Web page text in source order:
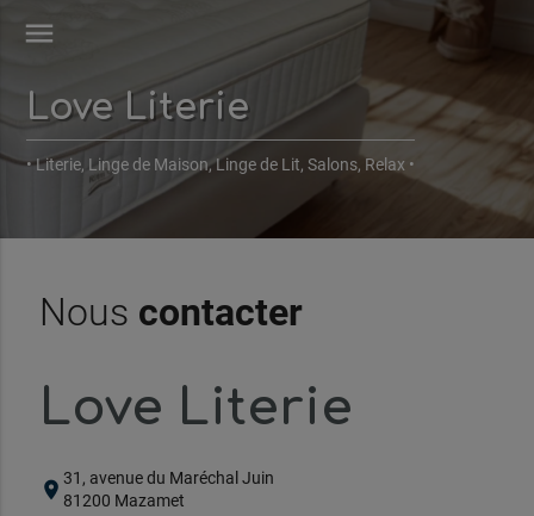
menu
Love Literie
• Literie, Linge de Maison, Linge de Lit, Salons, Relax •
Nous contacter
Love Literie
location_on 31, avenue du Maréchal Juin
81200 Mazamet